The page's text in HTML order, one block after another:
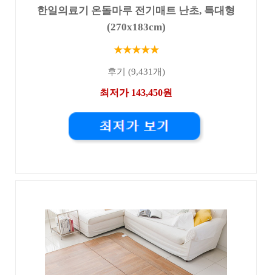
한일의료기 온돌마루 전기매트 난초, 특대형
(270x183cm)
★★★★★
후기 (9,431개)
최저가 143,450원